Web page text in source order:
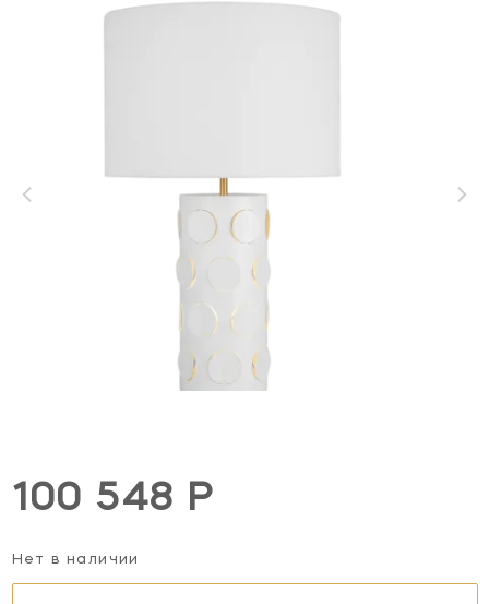
100 548 Р
Нет в наличии